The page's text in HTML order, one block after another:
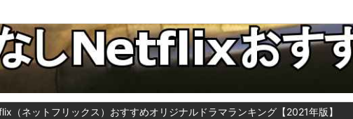
（ネットフリックス）おすすめオリジナルドラマランキング【2021年版】